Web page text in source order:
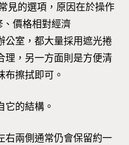
見的選項，原因在於操作
價格相對經濟
公室，都大量採用遮光捲
理，另一方面則是方便清
布擦拭即可。
它的結構。
右兩側通常仍會保留約一